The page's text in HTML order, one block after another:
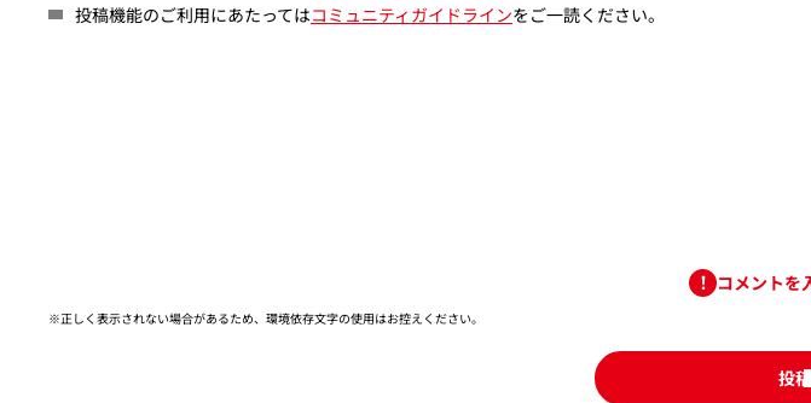
投稿機能のご利用にあたってはコミュニティガイドラインをご一読ください。
コメントを
※正しく表示されない場合があるため、環境依存文字の使用はお控えください。​
投